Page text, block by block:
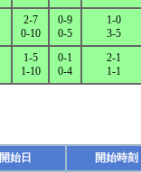
2-7
0-10
0-9
0-5
1-0
3-5
1-5
1-10
0-1
0-4
2-1
1-1
開始日 開始時刻